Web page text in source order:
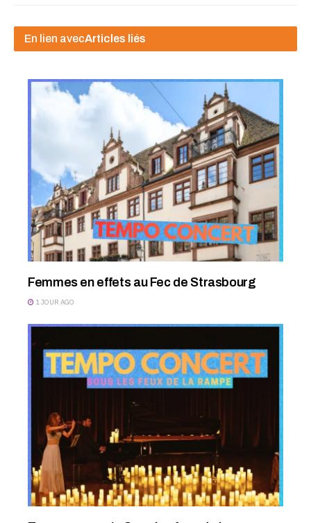
En lien avecArticles liés
Femmes en effets au Fec de Strasbourg
1 JOUR AGO